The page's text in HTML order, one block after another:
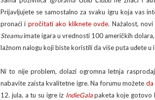
Prijavljujete se samostalno za svaku igru koja vas
pronaći i pročitati ako kliknete ovde. Nažalost,
Steamuimate igara u vrednosti 100 američkih
lažnom nalogu koji biste koristili da više puta uđete u
Ni to nije problem, dolazi ogromna letnja
nabavite zaista kvalitetne igre. Na forumu možete da
12. jula, a tu su igre iz IndieGalapaketa koje gotovo